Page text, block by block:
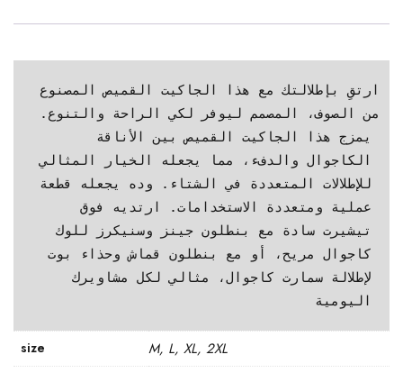
الكاجوال والدفء، مما يجعله الخيار المثالي
اليومية
size M, L, XL, 2XL